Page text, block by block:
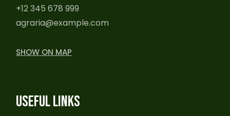
+12 345 678 999
agraria@example.com
SHOW ON MAP
USEFUL LINKS